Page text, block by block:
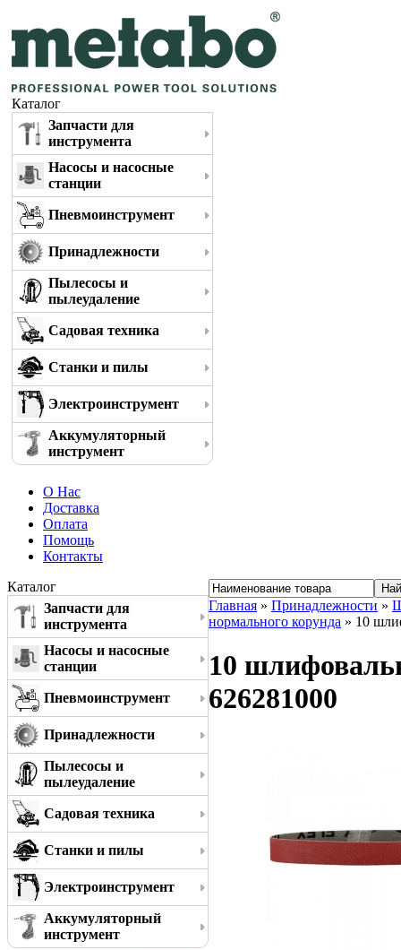
Каталог
Запчасти для
инструмента
Насосы и насосные
станции
Пневмоинструмент
Принадлежности
Пылесосы и
пылеудаление
Садовая техника
Станки и пилы
Электроинструмент
Аккумуляторный
инструмент
О Нас
Доставка
Оплата
Помощь
Контакты
Каталог
Запчасти для
инструмента
Насосы и насосные
станции
Пневмоинструмент
Принадлежности
Пылесосы и
пылеудаление
Садовая техника
Станки и пилы
Электроинструмент
Аккумуляторный
инструмент
Главная » Принадлежности »
нормального корунда » 10
10
626281000